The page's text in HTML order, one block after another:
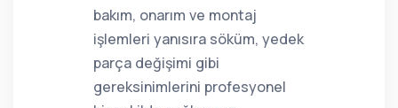
bakım, onarım ve montaj
işlemleri yanısıra söküm, yedek
parça değişimi gibi
gereksinimlerini profesyonel